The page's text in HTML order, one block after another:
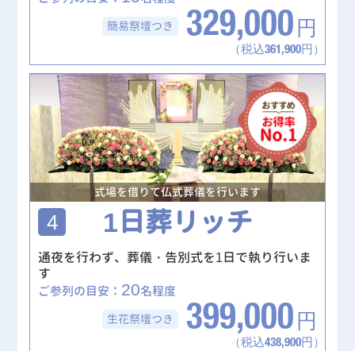
簡易祭壇つき 329,000 円
（税込361,900円）
式場を借りて仏式葬儀を行います
4 1日葬リッチ
通夜を行わず、葬儀・告別式を1日で執り行いま
す
ご参列の目安： 20名程度
生花祭壇つき 399,000 円
（税込438,900円）